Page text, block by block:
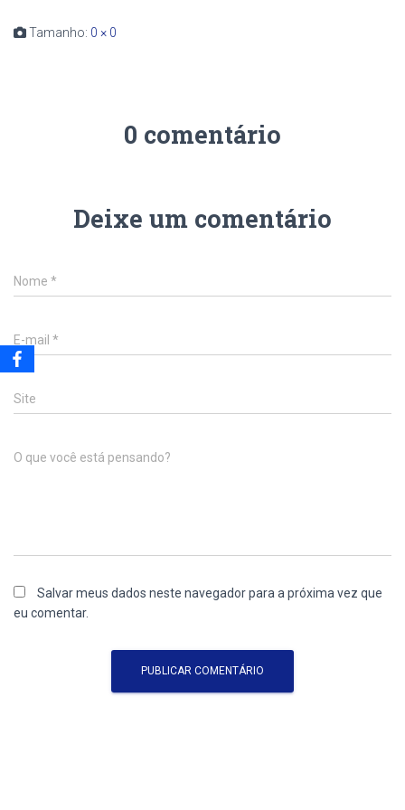
Tamanho: 0 × 0
0 comentário
Deixe um comentário
Nome *
E-mail *
Site
O que você está pensando?
Salvar meus dados neste navegador para a próxima vez que
eu comentar.